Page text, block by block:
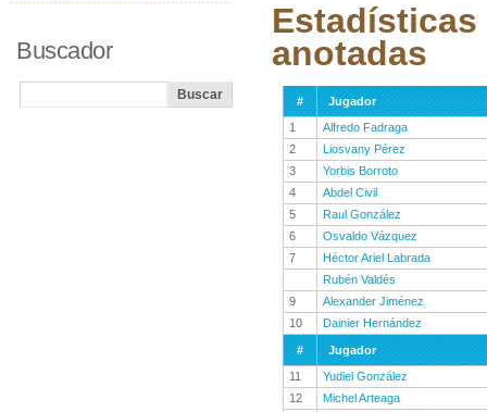
Estadísticas
anotadas
#
Jugador
1
Alfredo Fadraga
2
Liosvany Pérez
3
Yorbis Borroto
4
Abdel Civil
5
Raul González
6
Osvaldo Vázquez
7
Héctor Ariel Labrada
Rubén Valdés
9
Alexander Jiménez
10
Dainier Hernández
#
Jugador
11
Yudiel González
12
Michel Arteaga
Buscador